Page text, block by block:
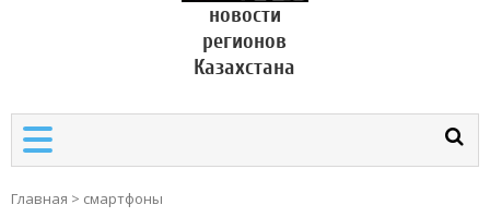
новости
регионов
Казахстана
Главная > смартфоны